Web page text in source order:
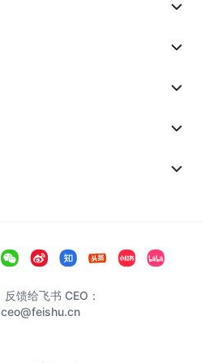
反馈给飞书 CEO：
ceo@feishu.cn